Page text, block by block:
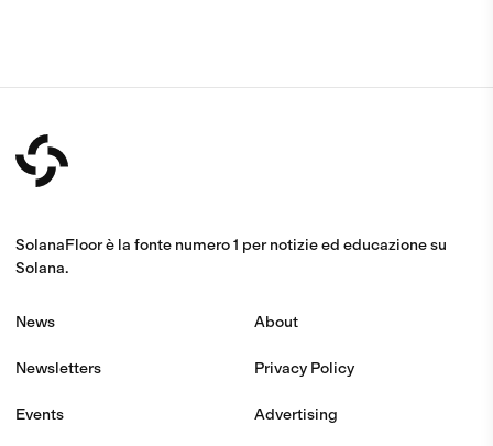
SolanaFloor è la fonte numero 1 per notizie ed educazione su
Solana.
News
Newsletters
Events
About
Privacy Policy
Advertising